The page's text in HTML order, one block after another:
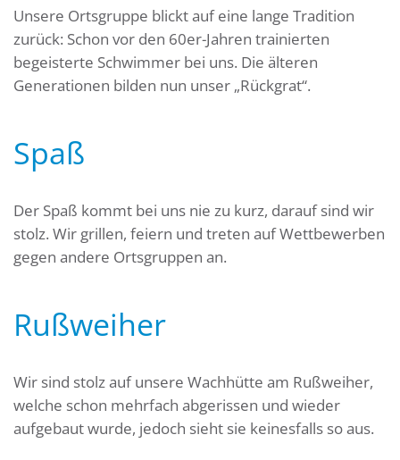
Unsere Ortsgruppe blickt auf eine lange Tradition
zurück: Schon vor den 60er-Jahren trainierten
begeisterte Schwimmer bei uns. Die älteren
Generationen bilden nun unser „Rückgrat“.
Spaß
Der Spaß kommt bei uns nie zu kurz, darauf sind wir
stolz. Wir grillen, feiern und treten auf Wettbewerben
gegen andere Ortsgruppen an.
Rußweiher
Wir sind stolz auf unsere Wachhütte am Rußweiher,
welche schon mehrfach abgerissen und wieder
aufgebaut wurde, jedoch sieht sie keinesfalls so aus.